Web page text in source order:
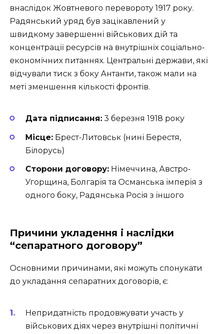
внаслідок Жовтневого перевороту 1917 року.
Радянський уряд був зацікавлений у
швидкому завершенні військових дій та
концентрації ресурсів на внутрішніх соціально-
економічних питаннях. Центральні держави, які
відчували тиск з боку Антанти, також мали на
меті зменшення кількості фронтів.
Дата підписання: 3 березня 1918 року
Місце: Брест-Литовськ (нині Берестя,
Білорусь)
Сторони договору: Німеччина, Австро-
Угорщина, Болгарія та Османська імперія з
одного боку, Радянська Росія з іншого
Причини укладення і наслідки
“сепаратного договору”
Основними причинами, які можуть спонукати
до укладання сепаратних договорів, є:
Непридатність продовжувати участь у
військових діях через внутрішні політичні